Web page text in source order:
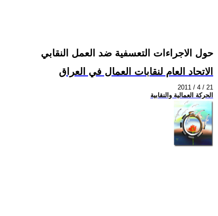
حول الاجراءات التعسفية ضد العمل النقابي
الاتحاد العام لنقابات العمال في العراق
2011 / 4 / 21
الحركة العمالية والنقابية